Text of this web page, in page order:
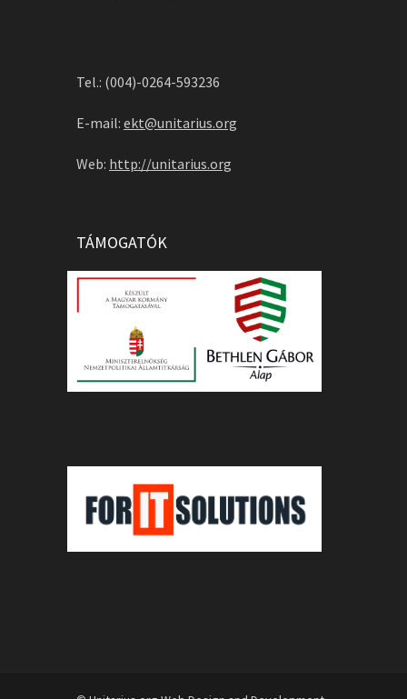
Tel.: (004)-0264-593236
E-mail: ekt@unitarius.org
Web: http://unitarius.org
TÁMOGATÓK